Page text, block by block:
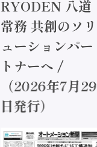
RYODEN 八道
常務 共創のソリ
ューションパー
トナーへ /
（2026年7月29
日発行）